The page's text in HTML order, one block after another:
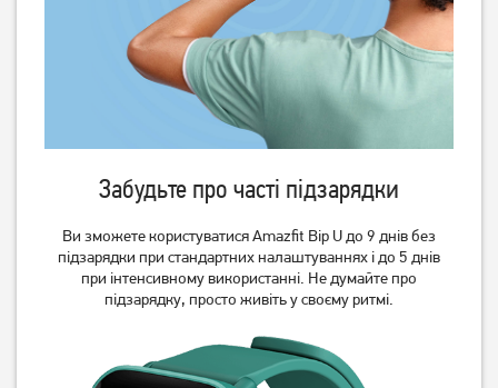
Забудьте про часті підзарядки
Ви зможете користуватися Amazfit Bip U до 9 днів без
підзарядки при стандартних налаштуваннях і до 5 днів
при інтенсивному використанні. Не думайте про
підзарядку, просто живіть у своєму ритмі.